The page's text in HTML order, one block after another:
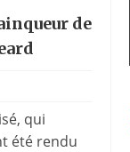
de
qui
été rendu